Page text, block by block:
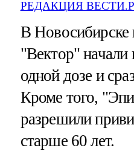
РЕДАКЦИЯ
В Новосибирске
"Вектор" начали
одной дозе и
Кроме того,
разрешили
старше 60 лет.